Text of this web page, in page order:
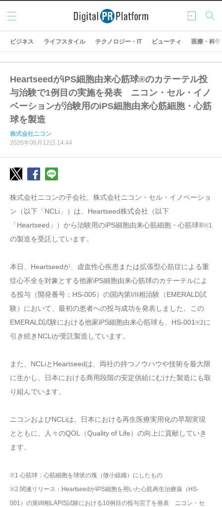
ログ
イン
検索
メニ
ュー
ビジネス ライフスタイル テクノロジー・IT ビューティ 医療・科学
HeartseedがiPS細胞由来心筋球®のカテーテル投
与治験で1例目の実施を発表 ニコン・セル・イノ
ベーションが治験用のiPS細胞由来心筋細胞・心筋
球を製造
株式会社ニコン
2026年06月12日 14:44
株式会社ニコンの子会社、株式会社ニコン・セル・イノベーショ
ン（以下「NCLi」）は、Heartseed株式会社（以下
「Heartseed」）から治験用のiPS細胞由来心筋細胞・心筋球®※1
の製造を受託しています。
本日、Heartseedが、虚血性心疾患または拡張型心筋症による重
症心不全を対象とする他家iPS細胞由来心筋球のカテーテルによ
る投与（開発番号：HS-005）の国内第I/II相治験（EMERALD試
験）において、最初の患者への投与成功を発表しました。この
EMERALD試験における他家iPS細胞由来心筋球も、HS-001 ※2に
引き続きNCLiが受託製造しています。
また、NCLiとHeartseedは、両社の持つノウハウや技術を最大限
に生かし、日本における商用段階の安定供給にむけた製造にも取
り組んでいます。
ニコンおよびNCLiは、日本における再生医療実用化の早期実現
とともに、人々のQOL（Quality of Life）の向上に貢献していき
ます。
※1 心筋球：心筋細胞を球状の塊（微小組織）にしたもの
※2 関連リリース：HeartseedがiPS細胞を用いた心筋再生治療薬（HS-
001）の第I/II相LAPiS試験における10例目の投与完了を発表 ニコン・セ